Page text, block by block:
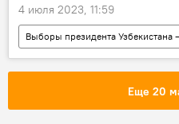
4 июля 2023, 11:59
Выборы президента Узбекистана
Узбекистан
выборы
Президентские выборы в
Еще 20